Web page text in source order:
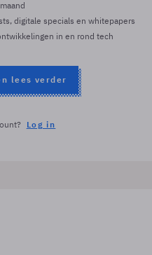
digitale specials en whitepapers
in en rond tech
lees verder
Log in